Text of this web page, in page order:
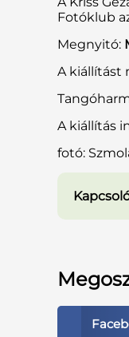
Fotóklub
Megnyitó:
A kiállítást
A kiállítás
fotó: